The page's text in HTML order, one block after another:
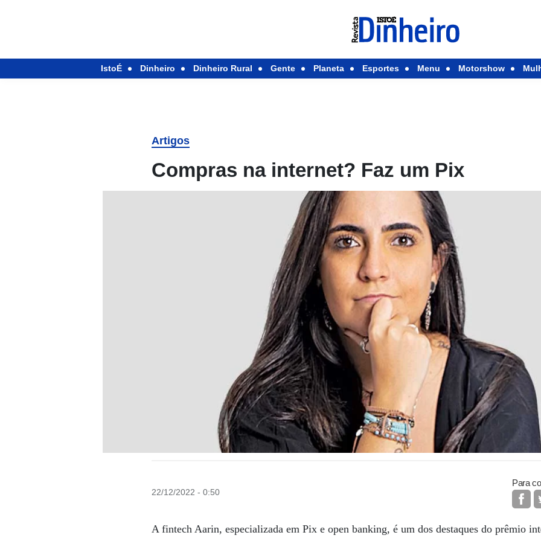
IstoÉ Dinheiro Dinheiro Rural Gente Planeta Esportes Menu Motorshow
Artigos
Compras na internet? Faz um Pix
22/12/2022 - 0:50
Para
A fintech Aarin, especializada em Pix e open banking, é um dos destaques do prêmio